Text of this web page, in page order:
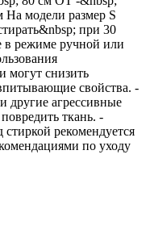
модели размер S
при 30
в режиме ручной или
могут снизить
свойства. -
другие агрессивные
ткань. -
рекомендуется
по уходу